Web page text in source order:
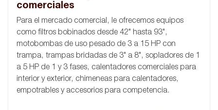
comerciales
Para el mercado comercial, le ofrecemos equipos
como filtros bobinados desde 42" hasta 93",
motobombas de uso pesado de 3 a 15 HP con
trampa, trampas bridadas de 3" a 8", sopladores de 1
a 5 HP de 1 y 3 fases, calentadores comerciales para
interior y exterior, chimeneas para calentadores,
empotrables y accesorios para competencia.